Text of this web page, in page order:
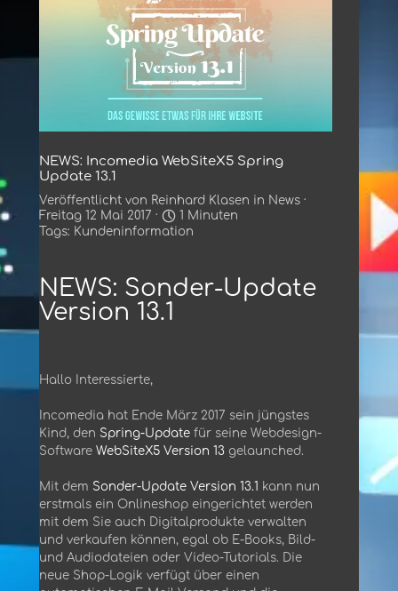
NEWS: Incomedia WebSiteX5 Spring
Update 13.1
Veröffentlicht von Reinhard Klasen in News ·
Freitag 12 Mai 2017 ·
1 Minuten
Tags: Kundeninformation
NEWS: Sonder-Update
Version 13.1
Hallo Interessierte,
Incomedia hat Ende März 2017 sein jüngstes
Kind, den Spring-Update für seine Webdesign-
Software WebSiteX5 Version 13 gelaunched.
Mit dem Sonder-Update Version 13.1 kann nun
erstmals ein Onlineshop eingerichtet werden
mit dem Sie auch Digitalprodukte verwalten
und verkaufen können, egal ob E-Books, Bild-
und Audiodateien oder Video-Tutorials. Die
neue Shop-Logik verfügt über einen